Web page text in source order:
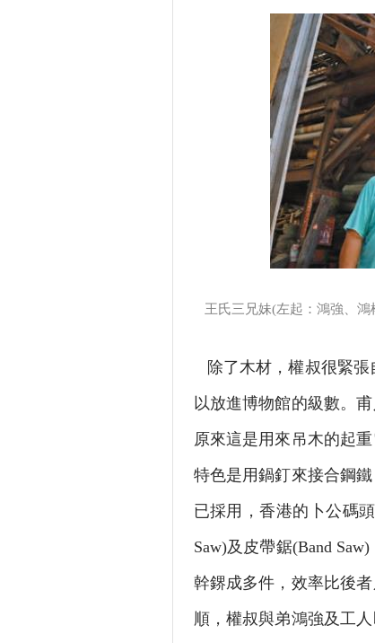
王氏三兄妹(左起：鴻強、鴻
除了木材，權叔很緊張
以放進博物館的級數。
原來這是用來吊木的起
特色是用鍋釘來接合鋼
已採用，香港的卜公碼
Saw)及皮帶鋸(Band
幹鎅成多件，效率比後
順，權叔與弟鴻強及工